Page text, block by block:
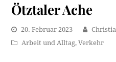
Ötztaler Ache
20. Februar 2023
Arbeit und Alltag,Verkehr